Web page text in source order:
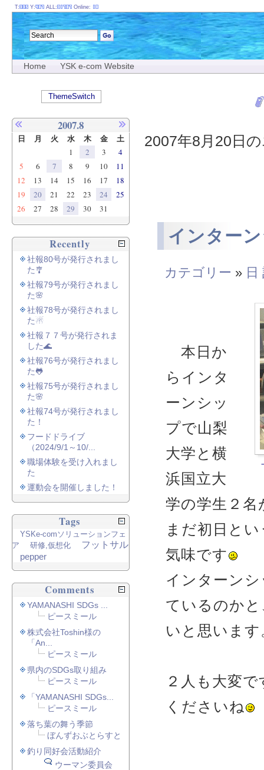
Home YSK e-com Website
2007年8月20日
インター
カテゴリー » 日
本日か
らインタ
ーンシッ
プで山梨
大学と横
浜国立大
学の学生２
まだ初日と
気味です
インターン
ているのか
いと思います
２人も大変
くださいね
T: Y: ALL: Online:
ThemeSwitch
2007.8
日 月 火 水 木 金 土
1 2 3
4
5
6 7 8 9 10
11
12
13 14 15 16 17
18
19
20 21 22 23 24
25
26
27 28 29 30 31
Recently
社報80号が発行されまし
た🎐
社報79号が発行されまし
た🌸
社報78号が発行されまし
た☃
社報７７号が発行されま
した🌊
社報76号が発行されまし
た🐸
社報75号が発行されまし
た🌸
社報74号が発行されまし
た！
フードドライブ
（2024/9/1～10/...
職場体験を受け入れまし
た
運動会を開催しました！
Tags
YSKe-comソリューションフェ
ア
研修,仮想化
フットサル
pepper
Comments
YAMANASHI SDGs ...
ピースミール
株式会社Toshin様の
「An...
ピースミール
県内のSDGs取り組み
ピースミール
「YAMANASHI SDGs...
ピースミール
落ち葉の舞う季節
ぼんずおぶとらすと
釣り同好会活動紹介
ウーマン委員会